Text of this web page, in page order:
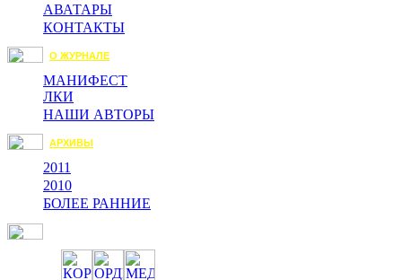
АВАТАРЫ
КОНТАКТЫ
О ЖУРНАЛЕ
МАНИФЕСТ
ЛКИ
НАШИ АВТОРЫ
АРХИВЫ
2011
2010
БОЛЕЕ РАННИЕ